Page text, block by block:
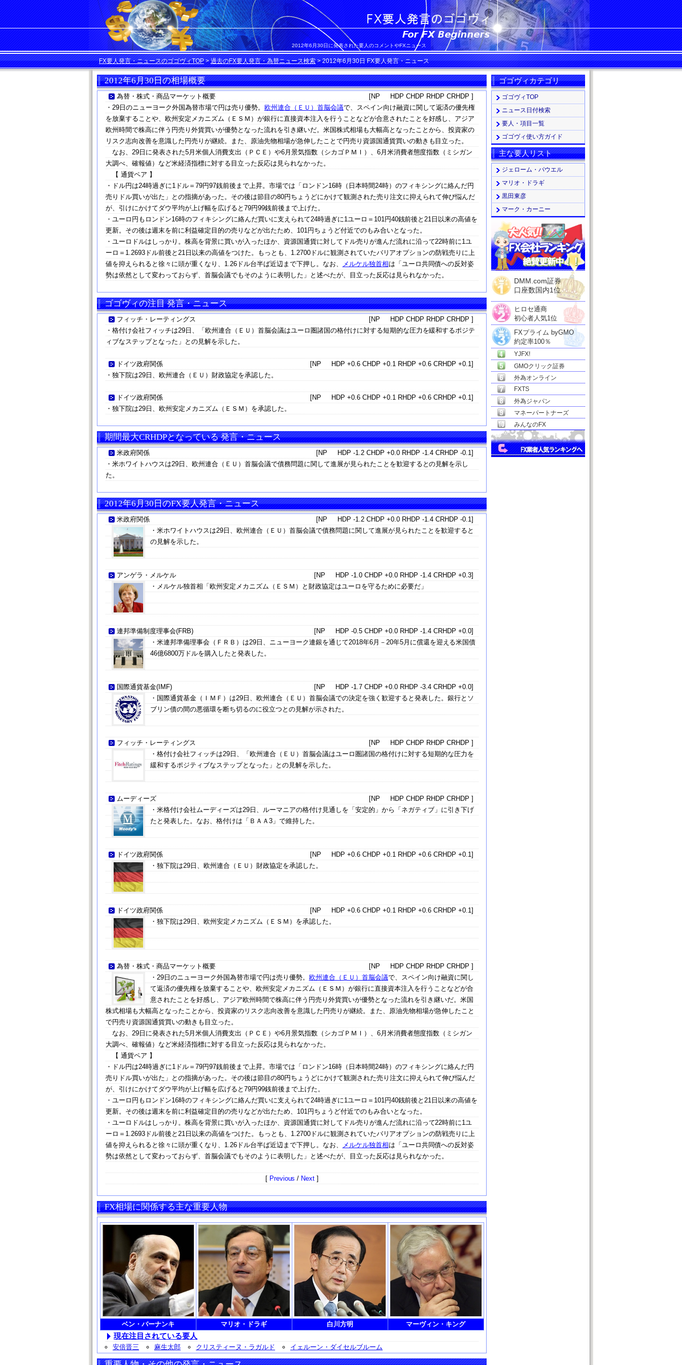
2012年6月30日に発表された要人のコメントやFXニュース
FX要人発言・ニュースのゴゴヴィTOP>過去のFX要人発言・為替ニュース検索>2012年6月30日 FX要人発言・ニュース
2012年6月30日の相場概要
為替・株式・商品マーケット概要
[NP HDP CHDP RHDP CRHDP ]
・29日のニューヨーク外国為替市場で円は売り優勢。 欧州連合（ＥＵ）首脳会議で、スペイン向け融資に関して返済の優先権
を放棄することや、欧州安定メカニズム（ＥＳＭ）が銀行に直接資本注入を行うことなどが合意されたことを好感し、アジア
欧州時間で株高に伴う円売り外貨買いが優勢となった流れを引き継いだ。米国株式相場も大幅高となったことから、投資家の
リスク志向改善を意識した円売りが継続。また、原油先物相場が急伸したことで円売り資源国通貨買いの動きも目立った。
なお、29日に発表された5月米個人消費支出（ＰＣＥ）や6月景気指数（シカゴＰＭＩ）、6月米消費者態度指数（ミシガン
大調べ、確報値）など米経済指標に対する目立った反応は見られなかった。
【 通貨ペア 】
・ドル円は24時過ぎに1ドル＝79円97銭前後まで上昇。市場では「ロンドン16時（日本時間24時）のフィキシングに絡んだ円
売りドル買いが出た」との指摘があった。その後は節目の80円ちょうどにかけて観測された売り注文に抑えられて伸び悩んだ
が、引けにかけてダウ平均が上げ幅を広げると79円99銭前後まで上げた。
・ユーロ円もロンドン16時のフィキシングに絡んだ買いに支えられて24時過ぎに1ユーロ＝101円40銭前後と21日以来の高値を
更新。その後は週末を前に利益確定目的の売りなどが出たため、101円ちょうど付近でのもみ合いとなった。
・ユーロドルはしっかり。株高を背景に買いが入ったほか、資源国通貨に対してドル売りが進んだ流れに沿って22時前に1ユ
ーロ＝1.2693ドル前後と21日以来の高値をつけた。もっとも、1.2700ドルに観測されていたバリアオプションの防戦売りに上
値を抑えられると徐々に頭が重くなり、1.26ドル台半ば近辺まで下押し。なお、
メルケル独首相は「ユーロ共同債への反対姿
勢は依然として変わっておらず、首脳会議でもそのように表明した」と述べたが、目立った反応は見られなかった。
ゴゴヴィの注目 発言・ニュース
フィッチ・レーティングス
[NP HDP CHDP RHDP CRHDP ]
・格付け会社フィッチは29日、「欧州連合（ＥＵ）首脳会議はユーロ圏諸国の格付けに対する短期的な圧力を緩和するポジテ
ィブなステップとなった」との見解を示した。
ドイツ政府関係
[NP HDP +0.6 CHDP +0.1 RHDP +0.6 CRHDP +0.1]
・独下院は29日、欧州連合（ＥＵ）財政協定を承認した。
ドイツ政府関係
[NP HDP +0.6 CHDP +0.1 RHDP +0.6 CRHDP +0.1]
・独下院は29日、欧州安定メカニズム（ＥＳＭ）を承認した。
期間最大CRHDPとなっている 発言・ニュース
米政府関係
[NP HDP -1.2 CHDP +0.0 RHDP -1.4 CRHDP -0.1]
・米ホワイトハウスは29日、欧州連合（ＥＵ）首脳会議で債務問題に関して進展が見られたことを歓迎するとの見解を示し
た。
2012年6月30日のFX要人発言・ニュース
米政府関係
[NP HDP -1.2 CHDP +0.0 RHDP -1.4 CRHDP -0.1]
・米ホワイトハウスは29日、欧州連合（ＥＵ）首脳会議で債務問題に関して進展が見られたことを歓迎すると
の見解を示した。
アンゲラ・メルケル
[NP HDP -1.0 CHDP +0.0 RHDP -1.4 CRHDP +0.3]
・メルケル独首相「欧州安定メカニズム（ＥＳＭ）と財政協定はユーロを守るために必要だ」
連邦準備制度理事会(FRB)
[NP HDP -0.5 CHDP +0.0 RHDP -1.4 CRHDP +0.0]
・米連邦準備理事会（ＦＲＢ）は29日、ニューヨーク連銀を通じて2018年6月－20年5月に償還を迎える米国債
46億6800万ドルを購入したと発表した。
国際通貨基金(IMF)
[NP HDP -1.7 CHDP +0.0 RHDP -3.4 CRHDP +0.0]
・国際通貨基金（ＩＭＦ）は29日、欧州連合（ＥＵ）首脳会議での決定を強く歓迎すると発表した。銀行とソ
ブリン債の間の悪循環を断ち切るのに役立つとの見解が示された。
フィッチ・レーティングス
[NP HDP CHDP RHDP CRHDP ]
・格付け会社フィッチは29日、「欧州連合（ＥＵ）首脳会議はユーロ圏諸国の格付けに対する短期的な圧力を
緩和するポジティブなステップとなった」との見解を示した。
ムーディーズ
[NP HDP CHDP RHDP CRHDP ]
・米格付け会社ムーディーズは29日、ルーマニアの格付け見通しを「安定的」から「ネガティブ」に引き下げ
たと発表した。なお、格付けは「ＢＡＡ3」で維持した。
ドイツ政府関係
[NP HDP +0.6 CHDP +0.1 RHDP +0.6 CRHDP +0.1]
・独下院は29日、欧州連合（ＥＵ）財政協定を承認した。
ドイツ政府関係
[NP HDP +0.6 CHDP +0.1 RHDP +0.6 CRHDP +0.1]
・独下院は29日、欧州安定メカニズム（ＥＳＭ）を承認した。
為替・株式・商品マーケット概要
[NP HDP CHDP RHDP CRHDP ]
・29日のニューヨーク外国為替市場で円は売り優勢。 欧州連合（ＥＵ）首脳会議で、スペイン向け融資に関し
て返済の優先権を放棄することや、欧州安定メカニズム（ＥＳＭ）が銀行に直接資本注入を行うことなどが合
意されたことを好感し、アジア欧州時間で株高に伴う円売り外貨買いが優勢となった流れを引き継いだ。米国
株式相場も大幅高となったことから、投資家のリスク志向改善を意識した円売りが継続。また、原油先物相場が急伸したこと
で円売り資源国通貨買いの動きも目立った。
なお、29日に発表された5月米個人消費支出（ＰＣＥ）や6月景気指数（シカゴＰＭＩ）、6月米消費者態度指数（ミシガン
大調べ、確報値）など米経済指標に対する目立った反応は見られなかった。
【 通貨ペア 】
・ドル円は24時過ぎに1ドル＝79円97銭前後まで上昇。市場では「ロンドン16時（日本時間24時）のフィキシングに絡んだ円
売りドル買いが出た」との指摘があった。その後は節目の80円ちょうどにかけて観測された売り注文に抑えられて伸び悩んだ
が、引けにかけてダウ平均が上げ幅を広げると79円99銭前後まで上げた。
・ユーロ円もロンドン16時のフィキシングに絡んだ買いに支えられて24時過ぎに1ユーロ＝101円40銭前後と21日以来の高値を
更新。その後は週末を前に利益確定目的の売りなどが出たため、101円ちょうど付近でのもみ合いとなった。
・ユーロドルはしっかり。株高を背景に買いが入ったほか、資源国通貨に対してドル売りが進んだ流れに沿って22時前に1ユ
ーロ＝1.2693ドル前後と21日以来の高値をつけた。もっとも、1.2700ドルに観測されていたバリアオプションの防戦売りに上
値を抑えられると徐々に頭が重くなり、1.26ドル台半ば近辺まで下押し。なお、
メルケル独首相は「ユーロ共同債への反対姿
勢は依然として変わっておらず、首脳会議でもそのように表明した」と述べたが、目立った反応は見られなかった。
[ Previous / Next ]
FX相場に関係する主な重要人物
ベン・バーナンキ マリオ・ドラギ 白川方明 マーヴィン・キング
現在注目されている要人
安倍晋三 麻生太郎 クリスティーヌ・ラガルド イェルーン・ダイセルブルーム
ゴゴヴィカテゴリ
ゴゴヴィTOP
ニュース日付検索
要人・項目一覧
ゴゴヴィ使い方ガイド
主な要人リスト
ジェローム・パウエル
マリオ・ドラギ
黒田東彦
マーク・カーニー
DMM.com証券
口座数国内1位
ヒロセ通商
初心者人気1位
FXプライム byGMO
約定率100％
YJFX!
GMOクリック証券
外為オンライン
FXTS
外為ジャパン
マネーパートナーズ
みんなのFX